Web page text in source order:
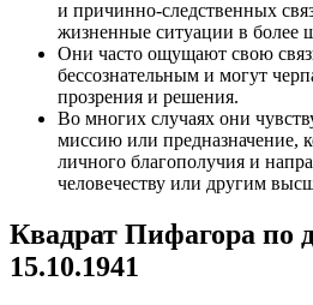
и причинно-следственных
жизненные ситуации в более
Они часто ощущают свою
бессознательным и могут
прозрения и решения.
Во многих случаях они
миссию или предназначение,
личного благополучия и
человечеству или другим
Квадрат Пифагора по
15.10.1941